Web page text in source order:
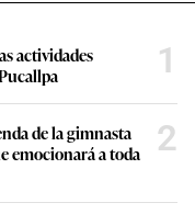
actividades
1
de la gimnasta
emocionará a toda
2